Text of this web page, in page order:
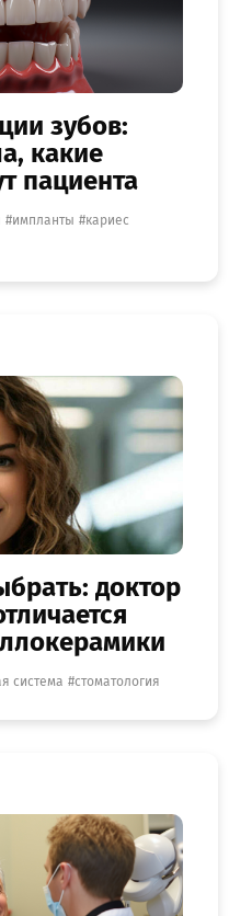
зубов:
какие
пациента
импланты
кариес
доктор
система стоматология